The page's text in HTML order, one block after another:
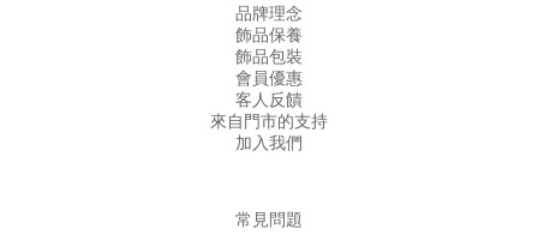
品牌理念
飾品保養
飾品包裝
會員優惠
客人反饋
來自門市的支持
加入我們
常見問題